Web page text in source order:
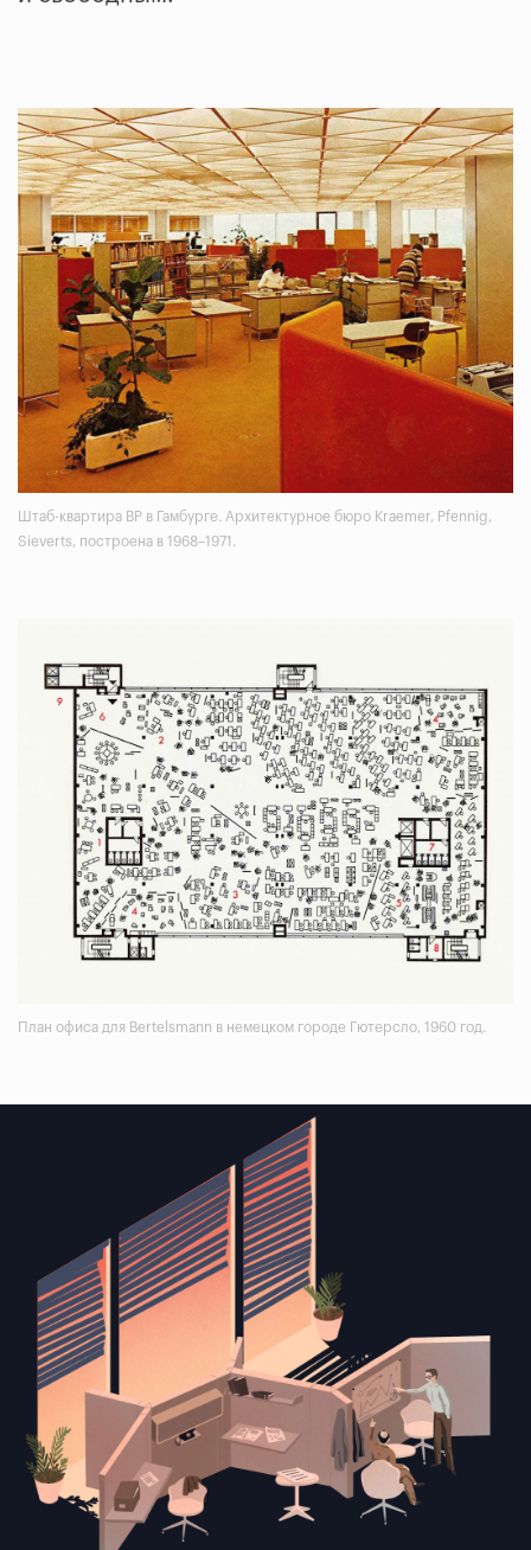
Штаб-квартира BP в Гамбурге. Архитектурное бюро Kraemer, Pfennig,
Sieverts, построена в 1968–1971.
План офиса для Bertelsmann в немецком городе Гютерсло, 1960 год.